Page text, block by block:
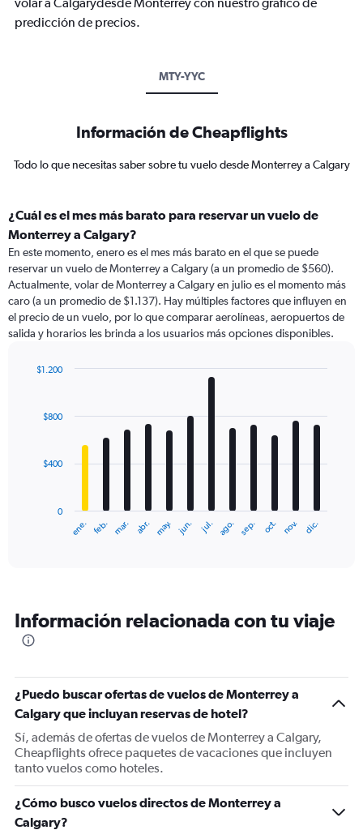
predicción de precios.
MTY-YYC
Información de Cheapflights
Todo lo que necesitas saber sobre tu vuelo desde Monterrey a Calgary
¿Cuál es el mes más barato para reservar un vuelo de
Monterrey a Calgary?
En este momento, enero es el mes más barato en el que se puede
reservar un vuelo de Monterrey a Calgary (a un promedio de $560).
Actualmente, volar de Monterrey a Calgary en julio es el momento más
caro (a un promedio de $1.137). Hay múltiples factores que influyen en
el precio de un vuelo, por lo que comparar aerolíneas, aeropuertos de
salida y horarios les brinda a los usuarios más opciones disponibles.
with
The
categories.
The
Y
axis
displaying
values.
Range:
0
1200.
ene. feb. mar. abr. may. jun. jul. ago. sep. oct. nov. dic.
0
$400
$800
$1.200
Información relacionada con tu viaje
¿Puedo buscar ofertas de vuelos de Monterrey a
Calgary que incluyan reservas de hotel?
Sí, además de ofertas de vuelos de Monterrey a Calgary,
Cheapflights ofrece paquetes de vacaciones que incluyen
tanto vuelos como hoteles.
¿Cómo busco vuelos directos de Monterrey a
Calgary?